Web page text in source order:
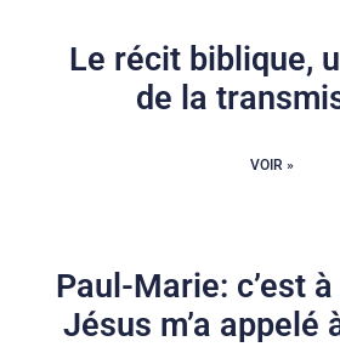
Le récit biblique,
de la
VOIR »
Paul-Marie: c’est
Jésus m’a appelé